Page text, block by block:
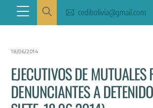
content
Menu cedibolivia@gmail.com
18/06/2014
EJECUTIVOS DE MUTUALES
DENUNCIANTES A